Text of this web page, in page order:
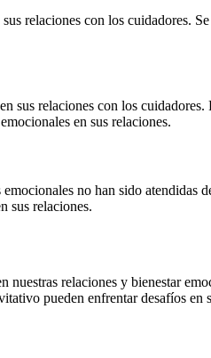
relaciones con los cuidadores.
sus relaciones con los
en sus relaciones.
no han sido
sus relaciones.
relaciones y bienestar
pueden enfrentar desafíos